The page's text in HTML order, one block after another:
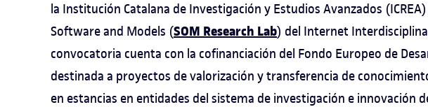
la Institución Catalana de Investigación y Estudios Avanzados
Software and Models (SOM Research Lab) del Internet
convocatoria cuenta con la cofinanciación del Fondo Europeo de
destinada a proyectos de valorización y transferencia de
en estancias en entidades del sistema de investigación e innovación